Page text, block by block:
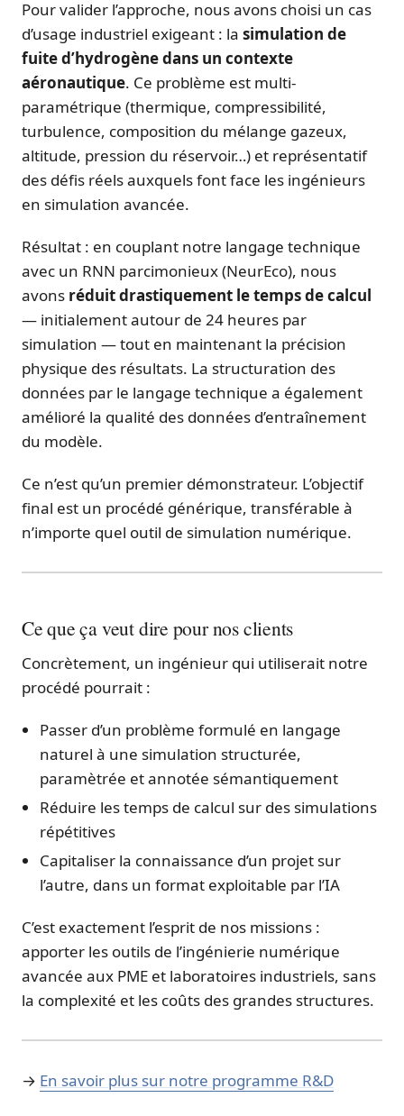
Pour valider l’approche, nous avons choisi un cas
d’usage industriel exigeant : la simulation de
fuite d’hydrogène dans un contexte
aéronautique. Ce problème est multi-
paramétrique (thermique, compressibilité,
turbulence, composition du mélange gazeux,
altitude, pression du réservoir…) et représentatif
des défis réels auxquels font face les ingénieurs
en simulation avancée.
Résultat : en couplant notre langage technique
avec un RNN parcimonieux (NeurEco), nous
avons réduit drastiquement le temps de calcul
— initialement autour de 24 heures par
simulation — tout en maintenant la précision
physique des résultats. La structuration des
données par le langage technique a également
amélioré la qualité des données d’entraînement
du modèle.
Ce n’est qu’un premier démonstrateur. L’objectif
final est un procédé générique, transférable à
n’importe quel outil de simulation numérique.
Ce que ça veut dire pour nos clients
Concrètement, un ingénieur qui utiliserait notre
procédé pourrait :
Passer d’un problème formulé en langage
naturel à une simulation structurée,
paramètrée et annotée sémantiquement
Réduire les temps de calcul sur des simulations
répétitives
Capitaliser la connaissance d’un projet sur
l’autre, dans un format exploitable par l’IA
C’est exactement l’esprit de nos missions :
apporter les outils de l’ingénierie numérique
avancée aux PME et laboratoires industriels, sans
la complexité et les coûts des grandes structures.
→ En savoir plus sur notre programme R&D